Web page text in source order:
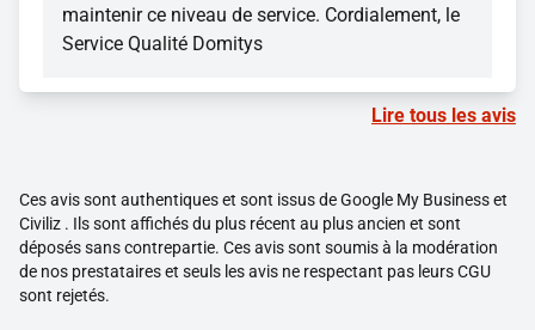
maintenir ce niveau de service. Cordialement, le
Service Qualité Domitys
Lire tous les avis
Ces avis sont authentiques et sont issus de Google My Business et
Civiliz . Ils sont affichés du plus récent au plus ancien et sont
déposés sans contrepartie. Ces avis sont soumis à la modération
de nos prestataires et seuls les avis ne respectant pas leurs CGU
sont rejetés.